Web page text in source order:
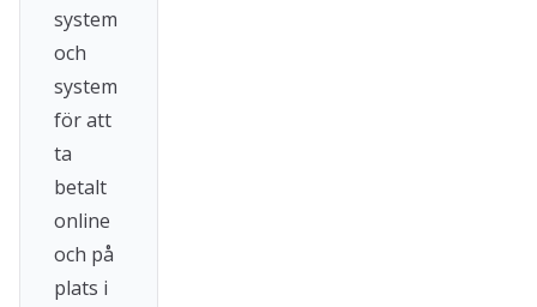
system
och
system
för att
ta
betalt
online
och på
plats i